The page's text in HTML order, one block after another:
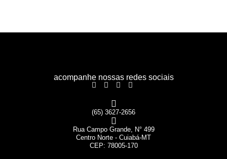
acompanhe nossas redes sociais
(65) 3627-2656
Rua Campo Grande, N° 499
Centro Norte - Cuiabá-MT
CEP: 78005-170